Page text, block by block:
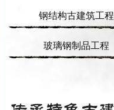
钢结构古建筑工程
玻璃钢制品工程